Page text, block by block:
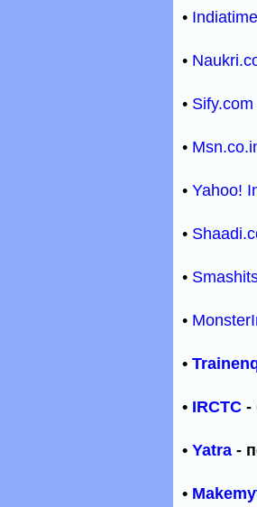
•
•
• Sify.com
•
• Yahoo!
•
•
•
•
• IRCTC -
• Yatra -
•